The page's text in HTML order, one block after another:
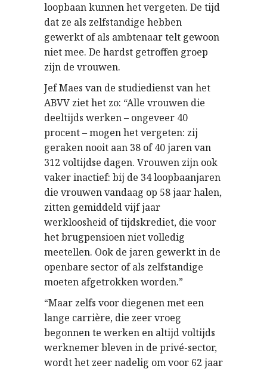
loopbaan kunnen het vergeten. De tijd
dat ze als zelfstandige hebben
gewerkt of als ambtenaar telt gewoon
niet mee. De hardst getroffen groep
zijn de vrouwen.
Jef Maes van de studiedienst van het
ABVV ziet het zo: “Alle vrouwen die
deeltijds werken – ongeveer 40
procent – mogen het vergeten: zij
geraken nooit aan 38 of 40 jaren van
312 voltijdse dagen. Vrouwen zijn ook
vaker inactief: bij de 34 loopbaanjaren
die vrouwen vandaag op 58 jaar halen,
zitten gemiddeld vijf jaar
werkloosheid of tijdskrediet, die voor
het brugpensioen niet volledig
meetellen. Ook de jaren gewerkt in de
openbare sector of als zelfstandige
moeten afgetrokken worden.”
“Maar zelfs voor diegenen met een
lange carrière, die zeer vroeg
begonnen te werken en altijd voltijds
werknemer bleven in de privé-sector,
wordt het zeer nadelig om voor 62 jaar